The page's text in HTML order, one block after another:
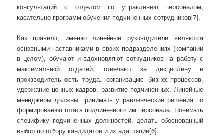
консультаций с отделом по управлению персоналом,
касательно программ обучения подчиненных сотрудников[7].
Как правило, именно линейные руководители являются
основными наставниками в своих подразделениях (компании
в целом), обучают и вдохновляют сотрудников на работу с
максимальной отдачей, отвечают за дисциплину и
производительность труда, организацию бизнес-процессов,
удержание ценных кадров, развитие подчиненных. Линейные
менеджеры должны принимать управленческие решения по
формированию штата подчиненного им персонала. Понимать
специфику подчиненных должностей, делать обоснованный
выбор по отбору кандидатов и их адаптации[6].